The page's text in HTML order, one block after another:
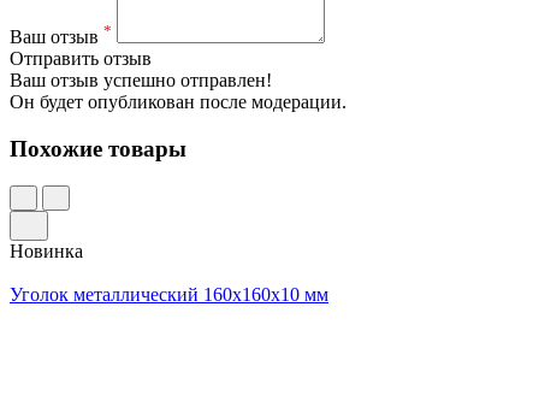
Ваш отзыв *
Отправить отзыв
Ваш отзыв успешно отправлен!
Он будет опубликован после модерации.
Похожие товары
Новинка
Уголок металлический 160x160x10 мм